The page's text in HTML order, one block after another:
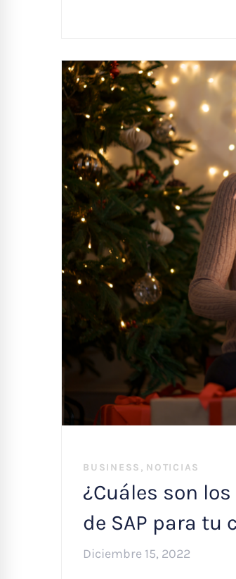
BUSINESS , NOTICIAS
¿Cuáles son
de SAP para tu
Diciembre 15, 2022